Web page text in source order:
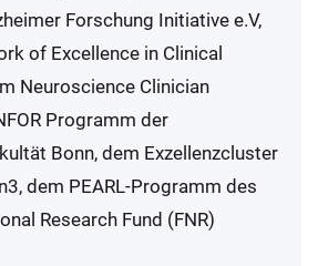
Forschung Initiative e.V,
of Excellence in Clinical
Neuroscience Clinician
Programm der
Bonn, dem Exzellenzcluster
dem PEARL-Programm des
Research Fund (FNR)